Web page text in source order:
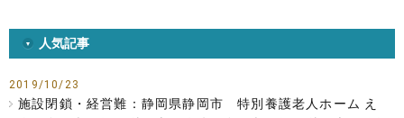
人気記事
2019/10/23
施設閉鎖・経営難：静岡県静岡市 特別養護老人ホーム え